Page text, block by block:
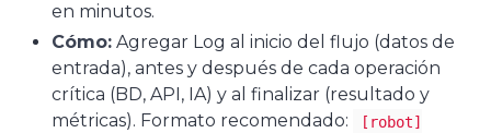
en minutos.
Cómo: Agregar Log al inicio del flujo (datos de
entrada), antes y después de cada operación
crítica (BD, API, IA) y al finalizar (resultado y
métricas). Formato recomendado:
[robot]